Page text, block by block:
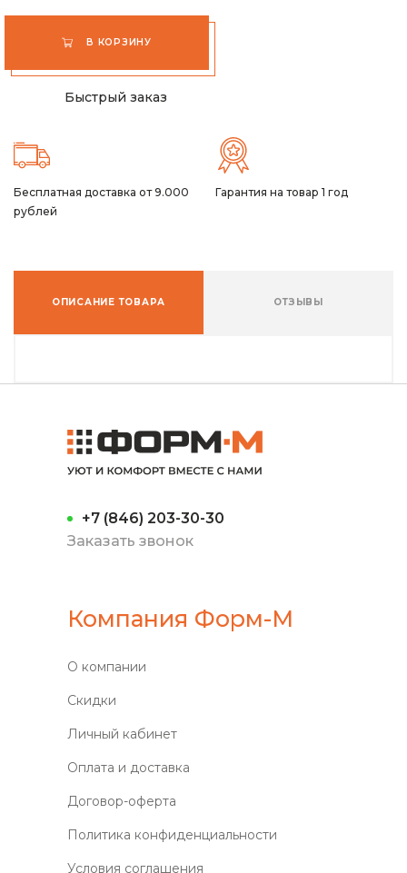
В КОРЗИНУ
Быстрый заказ
Бесплатная доставка от 9.000
рублей
Гарантия на товар 1 год
ОПИСАНИЕ ТОВАРА ОТЗЫВЫ
+7 (846) 203-30-30
Заказать звонок
Компания Форм-М
О компании
Скидки
Личный кабинет
Оплата и доставка
Договор-оферта
Политика конфиденциальности
Условия соглашения